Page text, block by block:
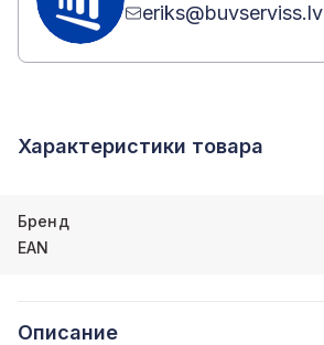
eriks@buvserviss.lv
Характеристики товара
Бренд
EAN
Описание